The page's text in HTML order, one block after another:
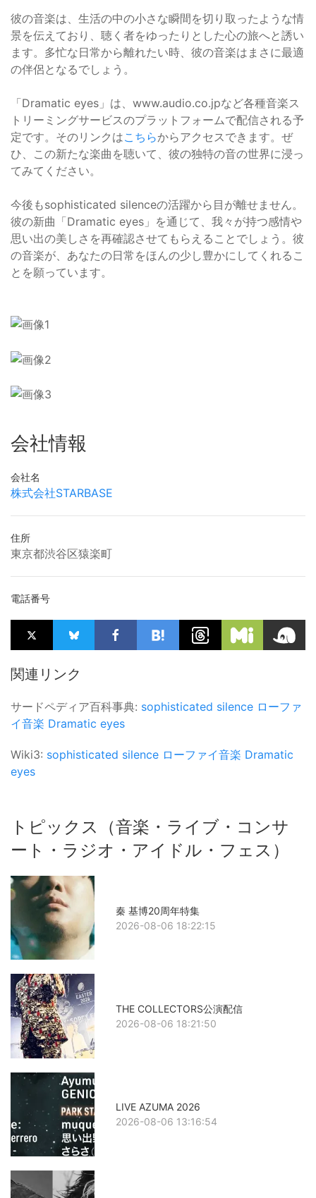
彼の音楽は、生活の中の小さな瞬間を切り取ったような情
景を伝えており、聴く者をゆったりとした心の旅へと誘い
ます。多忙な日常から離れたい時、彼の音楽はまさに最適
の伴侶となるでしょう。
「Dramatic eyes」は、www.audio.co.jpなど各種音楽ス
トリーミングサービスのプラットフォームで配信される予
定です。そのリンクはこちらからアクセスできます。ぜ
ひ、この新たな楽曲を聴いて、彼の独特の音の世界に浸っ
てみてください。
今後もsophisticated silenceの活躍から目が離せません。
彼の新曲「Dramatic eyes」を通じて、我々が持つ感情や
思い出の美しさを再確認させてもらえることでしょう。彼
の音楽が、あなたの日常をほんの少し豊かにしてくれるこ
とを願っています。
会社情報
会社名
株式会社STARBASE
住所
東京都渋谷区猿楽町
電話番号
関連リンク
サードペディア百科事典: sophisticated silence ローファ
イ音楽 Dramatic eyes
Wiki3: sophisticated silence ローファイ音楽 Dramatic
eyes
トピックス（音楽・ライブ・コンサ
ート・ラジオ・アイドル・フェス）
秦 基博20周年特集
2026-08-06 18:22:15
THE COLLECTORS公演配信
2026-08-06 18:21:50
LIVE AZUMA 2026
2026-08-06 13:16:54